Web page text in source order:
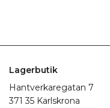
Lagerbutik
Hantverkaregatan 7
371 35 Karlskrona